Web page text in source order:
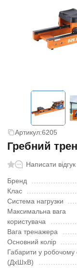
Артикул:6205
Гребний
Написати відгук
Бренд
Клас
Система нагрузки
Максимальна вага
користувача
Вага тренажера
Основний колір
Габарити у робочому
(ДхШхВ)